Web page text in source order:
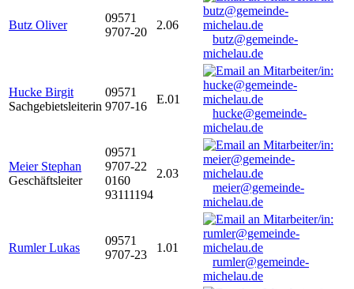
Butz Oliver
09571
9707-20
2.06
butz@gemeinde-
michelau.de
Hucke Birgit
Sachgebietsleiterin
09571
9707-16
E.01
hucke@gemeinde-
michelau.de
Meier Stephan
Geschäftsleiter
09571
9707-22
0160
93111194
2.03
meier@gemeinde-
michelau.de
Rumler Lukas
09571
9707-23
1.01
rumler@gemeinde-
michelau.de